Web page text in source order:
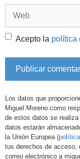
Acepto la política
Los datos que
Miguel Moreno como
de estos datos se
datos estarán
la Unión Europea (
tus derechos de acceso,
correo electrónico a